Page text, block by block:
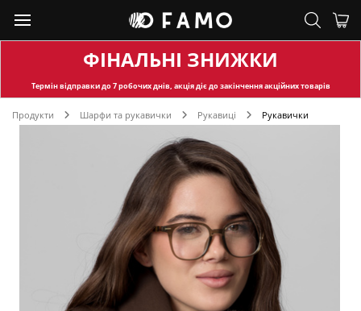
ФІНАЛЬНІ ЗНИЖКИ
Термін відправкидо 7 робочих днів, акція діє до закінчення акційних товарів
Продукти Шарфи та рукавички Рукавиці Рукавички